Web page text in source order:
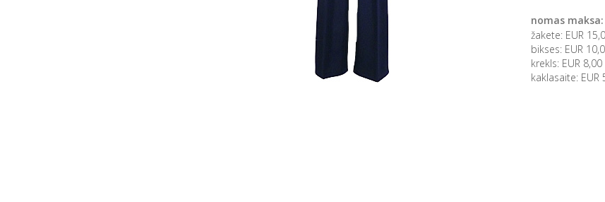
nomas maksa:
žakete: EUR
bikses: EUR
krekls: EUR 8,00
kaklasaite: EUR